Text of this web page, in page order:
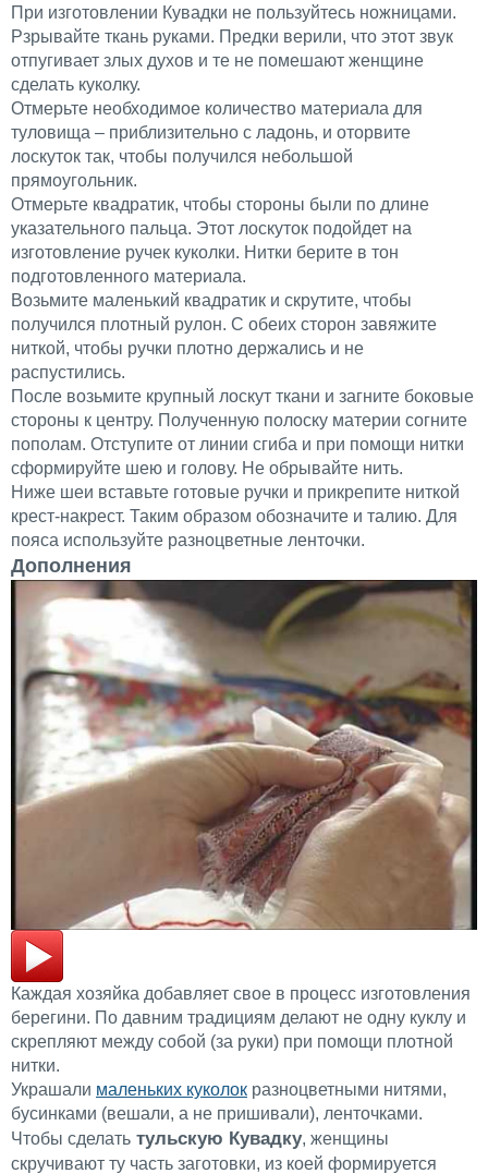
При изготовлении Кувадки не пользуйтесь ножницами.
Рзрывайте ткань руками. Предки верили, что этот звук
отпугивает злых духов и те не помешают женщине
сделать куколку.
Отмерьте необходимое количество материала для
туловища – приблизительно с ладонь, и оторвите
лоскуток так, чтобы получился небольшой
прямоугольник.
Отмерьте квадратик, чтобы стороны были по длине
указательного пальца. Этот лоскуток подойдет на
изготовление ручек куколки. Нитки берите в тон
подготовленного материала.
Возьмите маленький квадратик и скрутите, чтобы
получился плотный рулон. С обеих сторон завяжите
ниткой, чтобы ручки плотно держались и не
распустились.
После возьмите крупный лоскут ткани и загните боковые
стороны к центру. Полученную полоску материи согните
пополам. Отступите от линии сгиба и при помощи нитки
сформируйте шею и голову. Не обрывайте нить.
Ниже шеи вставьте готовые ручки и прикрепите ниткой
крест-накрест. Таким образом обозначите и талию. Для
пояса используйте разноцветные ленточки.
Дополнения
Каждая хозяйка добавляет свое в процесс изготовления
берегини. По давним традициям делают не одну куклу и
скрепляют между собой (за руки) при помощи плотной
нитки.
Украшали маленьких куколок разноцветными нитями,
бусинками (вешали, а не пришивали), ленточками.
Чтобы сделать тульскую Кувадку, женщины
скручивают ту часть заготовки, из коей формируется